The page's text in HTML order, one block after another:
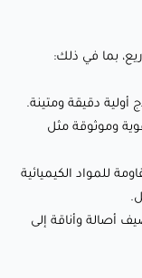
والاحترافي.
للتصاميم
الأبعاد
بما في ذلك:
أولية دقيقة ومتينة.
وموثوقة مثل
للمواد الكيميائية
أصالة وأناقة إلى